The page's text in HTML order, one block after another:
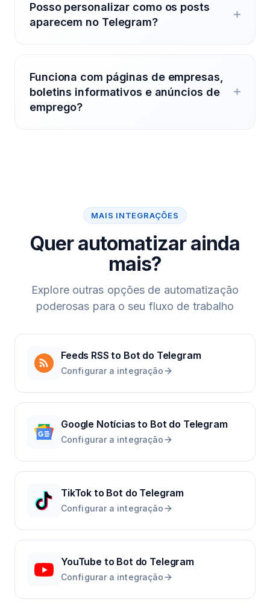
Posso personalizar como os posts
aparecem no Telegram?
Funciona com páginas de empresas,
boletins informativos e anúncios de
emprego?
MAIS INTEGRAÇÕES
Quer automatizar ainda
mais?
Explore outras opções de automatização
poderosas para o seu fluxo de trabalho
Feeds RSS to Bot do Telegram
Configurar a integração
Google Notícias to Bot do Telegram
Configurar a integração
TikTok to Bot do Telegram
Configurar a integração
YouTubeto Bot do Telegram
Configurar a integração